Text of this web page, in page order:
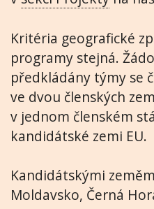
Kritéria geografické
programy stejná.
předkládány týmy se
ve dvou členských
v jednom členském
kandidátské zemi EU.
Kandidátskými
Moldavsko, Černá